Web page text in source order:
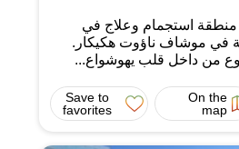
منطقة استجمام وعلاج في
في موشاف ناؤوت هكيكار.
من داخل قلب يهوشواع...
On the
map
Save to
favorites